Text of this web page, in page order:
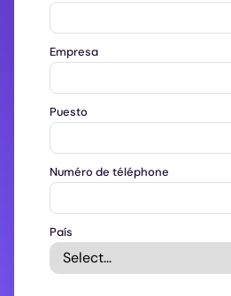
Empresa
Puesto
Numéro de téléphone
País